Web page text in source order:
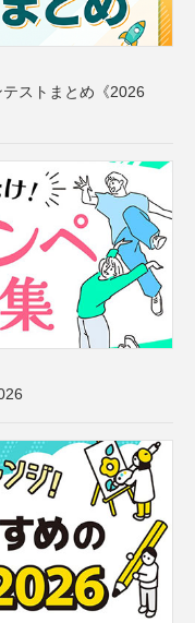
ストまとめ《2026